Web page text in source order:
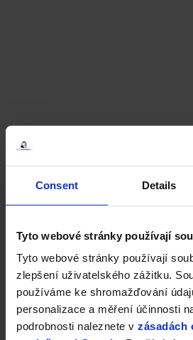
Consent Details
Tyto webové stránky používají
Tyto webové stránky používají
zlepšení uživatelského zážitku.
používáme ke shromažďování
personalizace a měření účinnosti
podrobnosti naleznete v zásadách